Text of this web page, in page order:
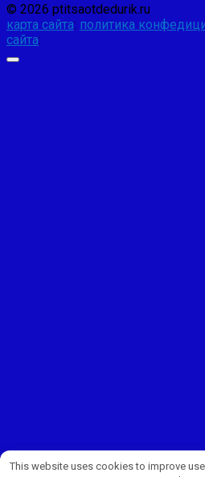
© 2026 ptitsaotdedurik.ru
карта сайта: политика
сайта:
This website uses cookies to improve